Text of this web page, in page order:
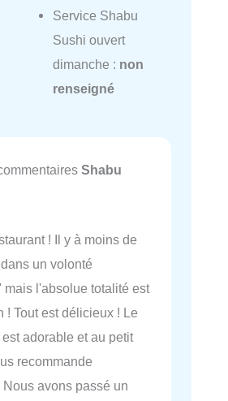
Service Shabu
Sushi ouvert
dimanche : non
renseigné
Shabu
! Il y à moins de
un volonté
mais l'absolue totalité est
! Tout est délicieux ! Le
adorable et au petit
recommande
Nous avons passé un